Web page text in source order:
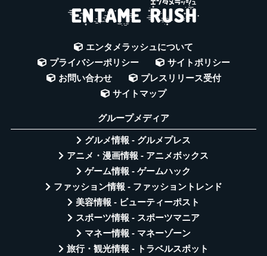
エンタメラッシュについて
プライバシーポリシー
サイトポリシー
お問い合わせ
プレスリリース受付
サイトマップ
グループメディア
グルメ情報 - グルメプレス
アニメ・漫画情報 - アニメボックス
ゲーム情報 - ゲームハック
ファッション情報 - ファッショントレンド
美容情報 - ビューティーポスト
スポーツ情報 - スポーツマニア
マネー情報 - マネーゾーン
旅行・観光情報 - トラベルスポット